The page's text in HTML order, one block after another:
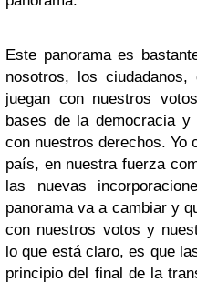
Este panorama es
nosotros, los
juegan con nuestros
bases de la democracia y
con nuestros derechos. Yo
país, en nuestra fuerza
las nuevas
panorama va a cambiar y
con nuestros votos y
lo que está claro, es que
principio del final de la